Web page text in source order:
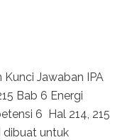
Jawaban IPA
Bab 6 Energi
6 Hal 214, 215
dibuat untuk